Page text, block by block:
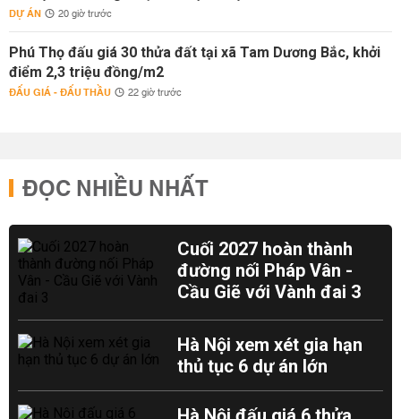
DỰ ÁN 20 giờ trước
Phú Thọ đấu giá 30 thửa đất tại xã Tam Dương Bắc, khởi
điểm 2,3 triệu đồng/m2
ĐẤU GIÁ - ĐẤU THẦU 22 giờ trước
ĐỌC NHIỀU NHẤT
Cuối 2027 hoàn thành
đường nối Pháp Vân -
Cầu Giẽ với Vành đai 3
Hà Nội xem xét gia hạn
thủ tục 6 dự án lớn